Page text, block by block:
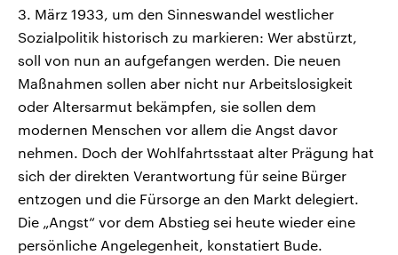
3. März 1933, um den Sinneswandel westlicher
Sozialpolitik historisch zu markieren: Wer abstürzt,
soll von nun an aufgefangen werden. Die neuen
Maßnahmen sollen aber nicht nur Arbeitslosigkeit
oder Altersarmut bekämpfen, sie sollen dem
modernen Menschen vor allem die Angst davor
nehmen. Doch der Wohlfahrtsstaat alter Prägung hat
sich der direkten Verantwortung für seine Bürger
entzogen und die Fürsorge an den Markt delegiert.
Die „Angst“ vor dem Abstieg sei heute wieder eine
persönliche Angelegenheit, konstatiert Bude.